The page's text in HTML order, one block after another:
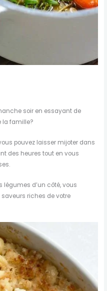
soir en essayant de
la famille?
pouvez laisser mijoter dans
des heures tout en vous
légumes d’un côté, vous
riches de votre